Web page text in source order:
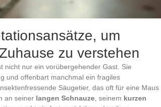
um
zu verstehen
nicht nur ein vorübergehender Gast. Sie
und offenbart manchmal ein fragiles
Säugetier, das oft für eine Maus
an seiner langen Schnauze , seinem kurzen